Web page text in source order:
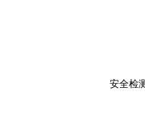
安全检